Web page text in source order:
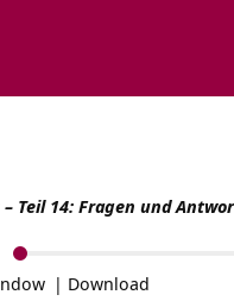
– Teil 14: Fragen und
| Download